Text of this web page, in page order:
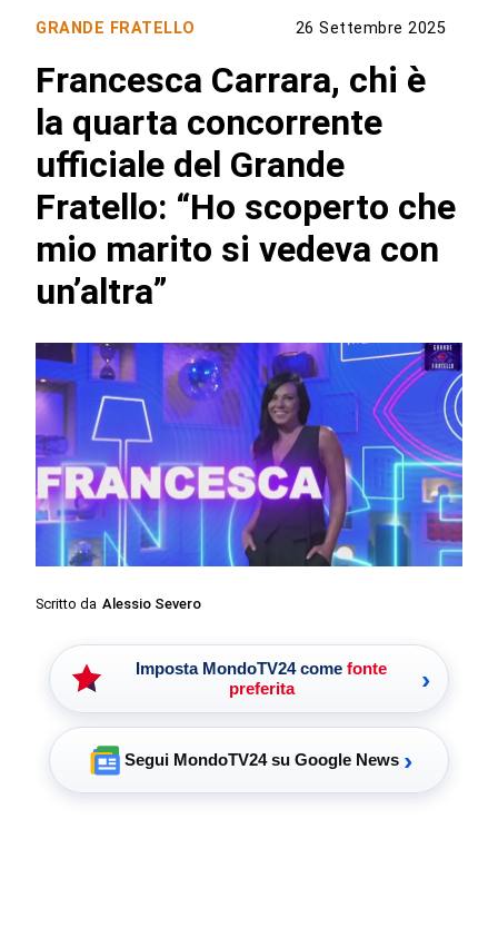
GRANDE FRATELLO 26 Settembre 2025
Francesca Carrara, chi è
la quarta concorrente
ufficiale del Grande
Fratello: “Ho scoperto che
mio marito si vedeva con
un’altra”
Scritto da Alessio Severo
Imposta MondoTV24 come fonte
preferita
›
Segui MondoTV24 su Google News ›